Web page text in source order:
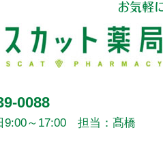
お気軽
0088
～17:00 担当：髙橋